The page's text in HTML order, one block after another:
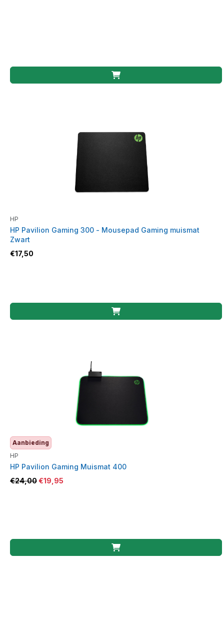
HP
HP Pavilion Gaming 300 - Mousepad Gaming muismat
Zwart
€17,50
Aanbieding
HP
HP Pavilion Gaming Muismat 400
€24,00€19,95